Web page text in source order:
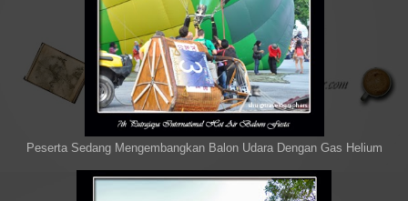
Peserta Sedang Mengembangkan Balon Udara Dengan Gas Helium